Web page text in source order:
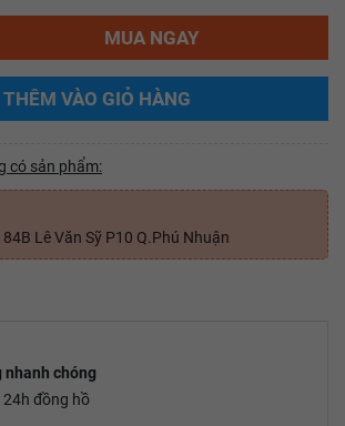
MUA NGAY
THÊM VÀO GIỎ HÀNG
có sản phẩm:
Lê Văn Sỹ P10 Q.Phú Nhuận
nhanh chóng
đồng hồ